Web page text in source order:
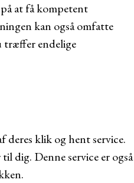
at få kompetent
kan også omfatte
træffer endelige
klik og hent service.
dig. Denne service er også